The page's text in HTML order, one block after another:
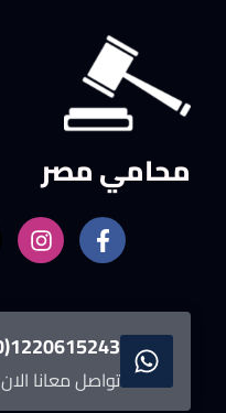
محامي مصر
1220615243(20+)
تواصل معانا الان